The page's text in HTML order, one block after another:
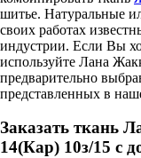
шитье. Натуральные
своих работах
индустрии. Если Вы
используйте Лана
предварительно
представленных в
Заказать ткань
14(Кар) 10з/15 с